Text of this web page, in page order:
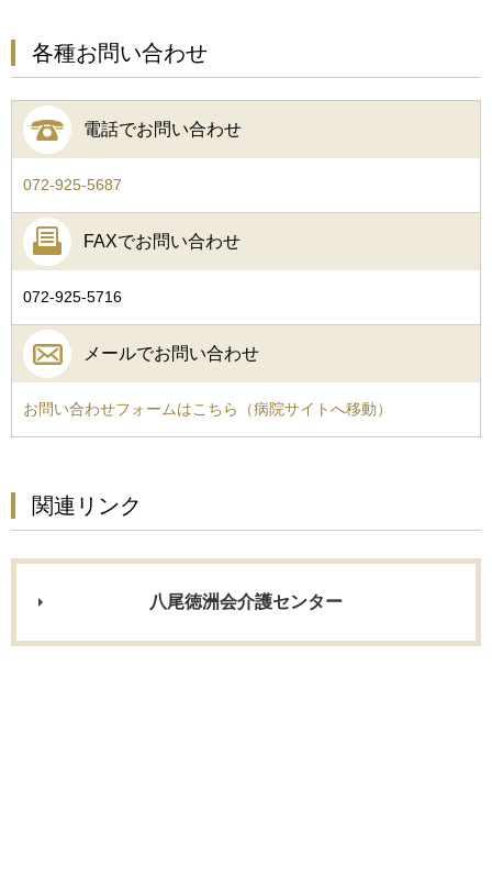
各種お問い合わせ
電話でお問い合わせ
072-925-5687
FAXでお問い合わせ
072-925-5716
メールでお問い合わせ
お問い合わせフォームはこちら（病院サイトへ移動）
関連リンク
八尾徳洲会介護センター